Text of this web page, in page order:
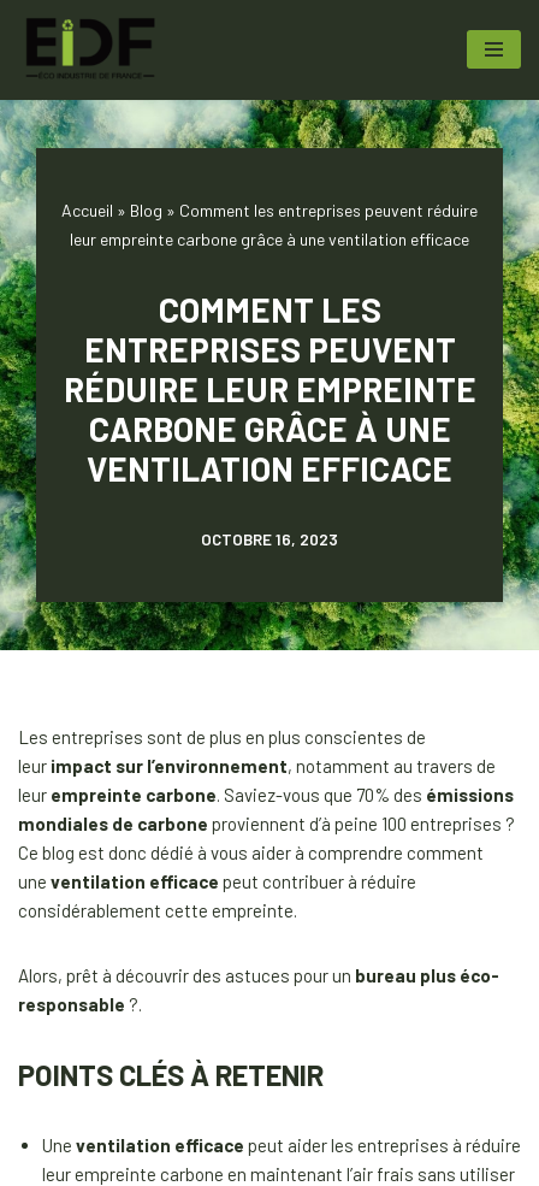
Aller
contenu
Accueil » Blog » Comment les entreprises peuvent réduire
leur empreinte carbone grâce à une ventilation efficace
COMMENT LES
ENTREPRISES PEUVENT
RÉDUIRE LEUR EMPREINTE
CARBONE GRÂCE À UNE
VENTILATION EFFICACE
OCTOBRE 16, 2023
Les entreprises sont de plus en plus conscientes de
leur impact sur l’environnement, notamment au travers de
leur empreinte carbone. Saviez-vous que 70% des émissions
mondiales de carbone proviennent d’à peine 100 entreprises ?
Ce blog est donc dédié à vous aider à comprendre comment
une ventilation efficace peut contribuer à réduire
considérablement cette empreinte.
Alors, prêt à découvrir des astuces pour un bureau plus éco-
responsable ?.
POINTS CLÉS À RETENIR
Une ventilation efficace peut aider les entreprises à réduire
leur empreinte carbone en maintenant l’air frais sans utiliser